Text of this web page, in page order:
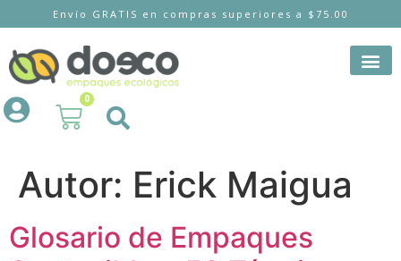
Envío GRATIS en compras superiores a $75.00
0
Autor: Erick Maigua
Glosario de Empaques